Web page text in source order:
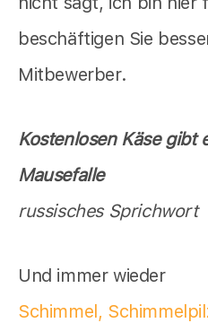
beschäftigen Sie
Mitbewerber.
Kostenlosen Käse gibt
Mausefalle
russisches Sprichwort
Und immer wieder
Schimmel,